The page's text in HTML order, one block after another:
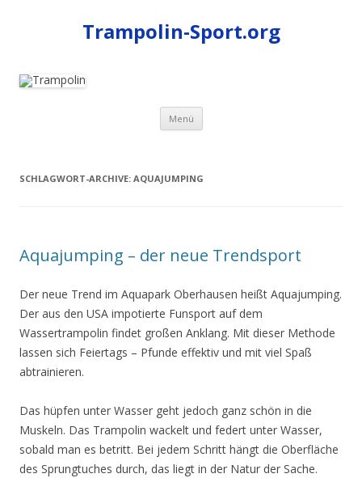
Trampolin-Sport.org
Menü Zum
springen
SCHLAGWORT-ARCHIVE: AQUAJUMPING
Aquajumping – der neue Trendsport
Der neue Trend im Aquapark Oberhausen heißt Aquajumping.
Der aus den USA impotierte Funsport auf dem
Wassertrampolin findet großen Anklang. Mit dieser Methode
lassen sich Feiertags – Pfunde effektiv und mit viel Spaß
abtrainieren.
Das hüpfen unter Wasser geht jedoch ganz schön in die
Muskeln. Das Trampolin wackelt und federt unter Wasser,
sobald man es betritt. Bei jedem Schritt hängt die Oberfläche
des Sprungtuches durch, das liegt in der Natur der Sache.